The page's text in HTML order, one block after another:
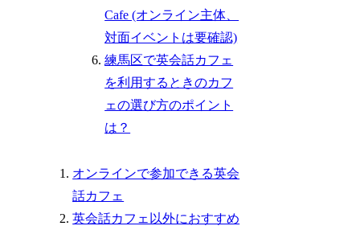
Cafe (オンライン主体、
対面イベントは要確認)
練馬区で英会話カフェ
を利用するときのカフ
ェの選び方のポイント
は？
オンラインで参加できる英会
話カフェ
英会話カフェ以外におすすめ